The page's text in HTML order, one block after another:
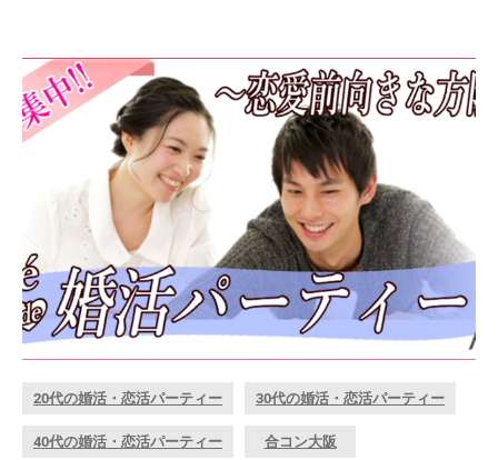
20代の婚活・恋活パーティー 30代の婚活・恋活パーティー
40代の婚活・恋活パーティー 合コン大阪